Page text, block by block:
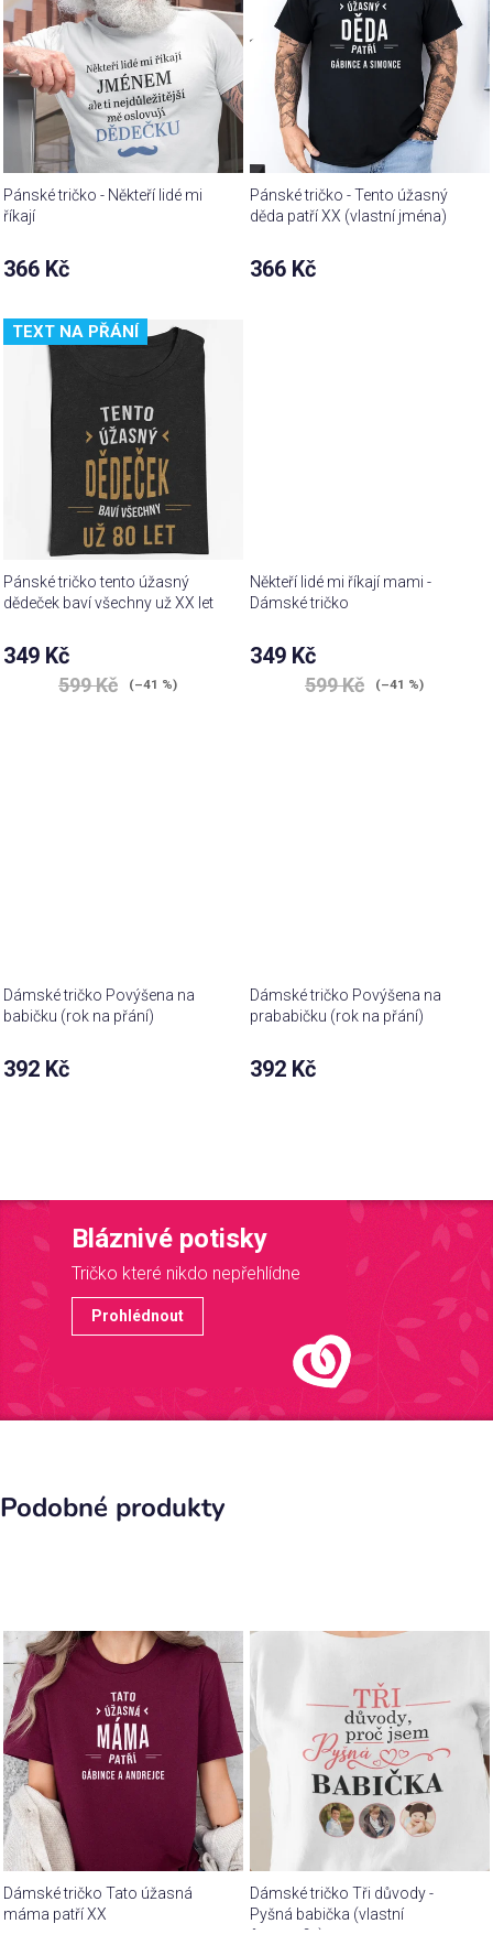
Pánské tričko - Někteří lidé mi
říkají
Průměrné
hodnocení
je
5,0
z 5
366 Kč
Pánské tričko - Tento úžasný
děda patří XX (vlastní jména)
366 Kč
TEXT NA PŘÁNÍ
Pánské tričko tento úžasný
dědeček baví všechny už XX let
349 Kč
599 Kč (–41 %)
Někteří lidé mi říkají mami -
Dámské tričko
349 Kč
599 Kč (–41 %)
Dámské tričko Povýšena na
babičku (rok na přání)
392 Kč
Dámské tričko Povýšena na
prababičku (rok na přání)
392 Kč
Bláznivé potisky
Tričko které nikdo nepřehlídne
Prohlédnout
Podobné produkty
Dámské tričko Tato úžasná
máma patří XX
Dámské tričko Tři důvody -
Pyšná babička (vlastní
fotografie)